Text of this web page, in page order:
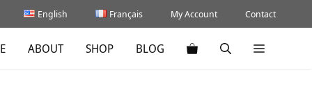
English Français My Account Contact
ABOUT SHOP BLOG